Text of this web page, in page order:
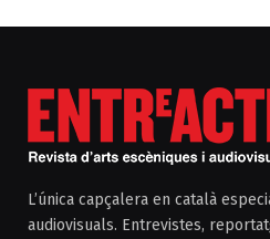
L’única capçalera en català
audiovisuals. Entrevistes,